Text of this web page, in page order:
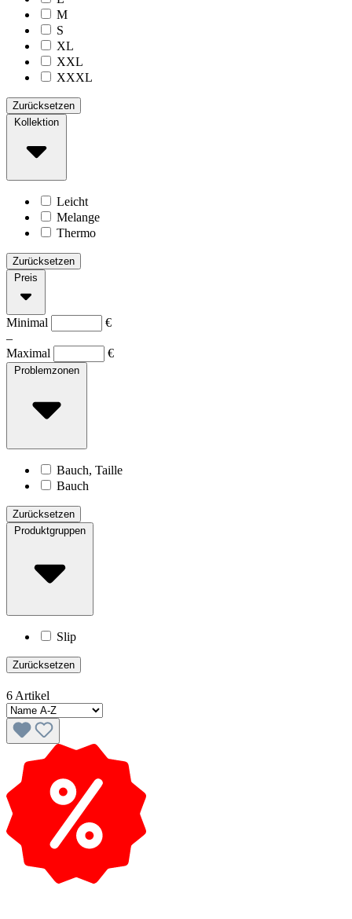
M
S
XL
XXL
XXXL
Zurücksetzen
Kollektion
Leicht
Melange
Thermo
Zurücksetzen
Preis
Minimal
€
–
Maximal
€
Problemzonen
Bauch, Taille
Bauch
Zurücksetzen
Produktgruppen
Slip
Zurücksetzen
6 Artikel